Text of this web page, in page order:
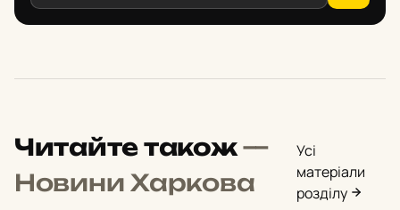
Читайте також—
Новини Харкова
Усі
матеріали
розділу